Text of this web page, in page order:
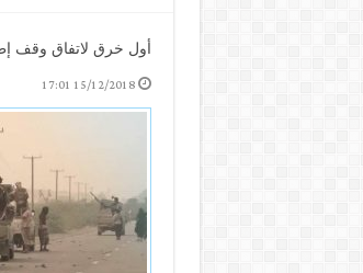
أول خرق لاتفاق وقف
15/12/2018 17:01